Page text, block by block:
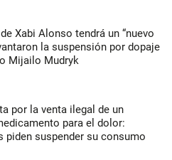
Xabi Alonso tendrá un “nuevo
la suspensión por dopaje
Mijailo Mudryk
por la venta ilegal de un
para el dolor:
piden suspender su consumo